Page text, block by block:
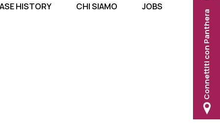
HISTORY CHI SIAMO JOBS
Connettiti con Panthera